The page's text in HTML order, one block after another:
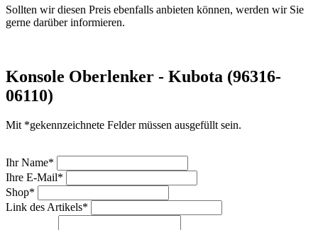
Sollten wir diesen Preis ebenfalls anbieten können, werden wir Sie
gerne darüber informieren.
Konsole Oberlenker - Kubota (96316-
06110)
Mit *gekennzeichnete Felder müssen ausgefüllt sein.
Ihr Name*
Ihre E-Mail*
Shop*
Link des Artikels*